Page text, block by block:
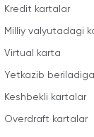
Kredit kartalar
Milliy valyutadagi
Virtual karta
Yetkazib
Keshbekli kartalar
Overdraft kartalar